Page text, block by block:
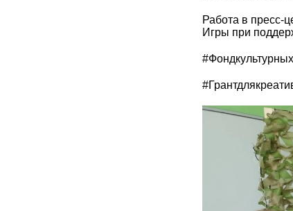
Работа в пресс-
Игры при